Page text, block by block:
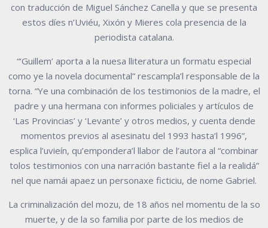
con traducción de Miguel Sánchez Canella y que se presenta
estos díes n’Uviéu, Xixón y Mieres cola presencia de la
periodista catalana.
“‘Guillem’ aporta a la nuesa lliteratura un formatu especial
como ye la novela documental” rescampla’l responsable de la
torna. “Ye una combinación de los testimonios de la madre, el
padre y una hermana con informes policiales y artículos de
‘Las Provincias’ y ‘Levante’ y otros medios, y cuenta dende
momentos previos al asesinatu del 1993 hasta’l 1996”,
esplica l’uvieín, qu’empondera’l llabor de l’autora al “combinar
tolos testimonios con una narración bastante fiel a la realidá”
nel que namái apaez un personaxe ficticiu, de nome Gabriel.
La criminalización del mozu, de 18 años nel momentu de la so
muerte, y de la so familia por parte de los medios de